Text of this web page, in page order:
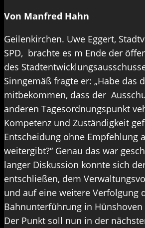
Von Manfred Hahn
Geilenkirchen. Uwe Eggert,
SPD, brachte es m Ende der
des
Sinngemäß fragte er: „Habe das
mitbekommen, dass der
anderen Tagesordnungspunkt
Kompetenz und Zuständigkeit
Entscheidung ohne Empfehlung
weitergibt?“ Genau das war
langer Diskussion konnte sich
entschließen, dem
und auf eine weitere Verfolgung
Bahnunterführung in Hünshoven
Der Punkt soll nun in der